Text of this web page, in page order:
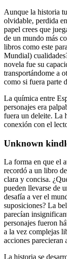
Aunque la historia
olvidable, perdida
papel crees que
de un mundo más
libros como este
Mundial)
novela fue su
transportándome a
como si fuera parte
La química entre
personajes era
fuera un deleite. La
conexión con el
Unknown
La forma en que el
recordó a un libro
clara y concisa.
pueden llevarse de
desafía a ver el
suposiciones? La
parecían
personajes fueron
a la vez complejas
acciones parecieran
La historia se